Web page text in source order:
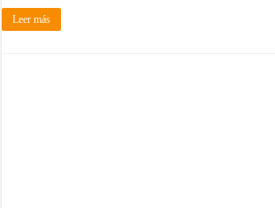
Leer más